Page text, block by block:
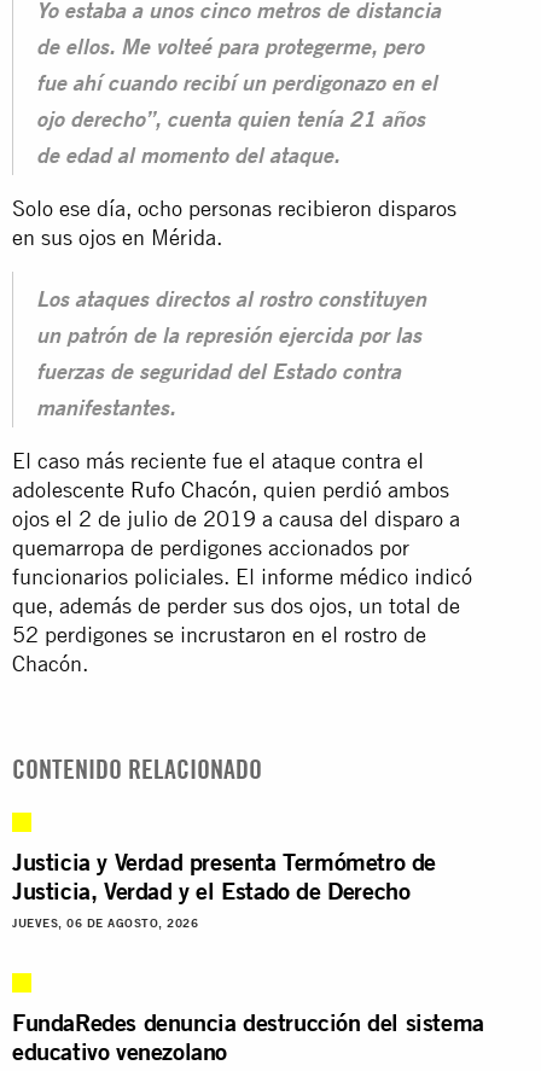
Yo estaba a unos cinco metros de distancia
de ellos. Me volteé para protegerme, pero
fue ahí cuando recibí un perdigonazo en el
ojo derecho”, cuenta quien tenía 21 años
de edad al momento del ataque.
Solo ese día, ocho personas recibieron disparos
en sus ojos en Mérida.
Los ataques directos al rostro constituyen
un patrón de la represión ejercida por las
fuerzas de seguridad del Estado contra
manifestantes.
El caso más reciente fue el ataque contra el
adolescente Rufo Chacón, quien perdió ambos
ojos el 2 de julio de 2019 a causa del disparo a
quemarropa de perdigones accionados por
funcionarios policiales. El informe médico indicó
que, además de perder sus dos ojos, un total de
52 perdigones se incrustaron en el rostro de
Chacón.
CONTENIDO RELACIONADO
Justicia y Verdad presenta Termómetro de
Justicia, Verdad y el Estado de Derecho
JUEVES, 06 DE AGOSTO, 2026
FundaRedes denuncia destrucción del sistema
educativo venezolano